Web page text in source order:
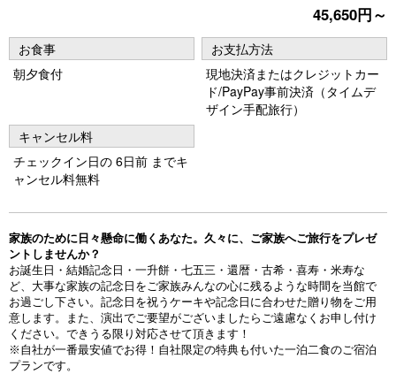
45,650円～
お食事
朝夕食付
お支払方法
現地決済またはクレジットカー
ド/PayPay事前決済（タイムデ
ザイン手配旅行）
キャンセル料
チェックイン日の 6日前 までキ
ャンセル料無料
家族のために日々懸命に働くあなた。久々に、ご家族へご旅行をプレゼ
ントしませんか？
お誕生日・結婚記念日・一升餅・七五三・還暦・古希・喜寿・米寿な
ど、大事な家族の記念日をご家族みんなの心に残るような時間を当館で
お過ごし下さい。記念日を祝うケーキや記念日に合わせた贈り物をご用
意します。また、演出でご要望がございましたらご遠慮なくお申し付け
ください。できうる限り対応させて頂きます！
※自社が一番最安値でお得！自社限定の特典も付いた一泊二食のご宿泊
プランです。